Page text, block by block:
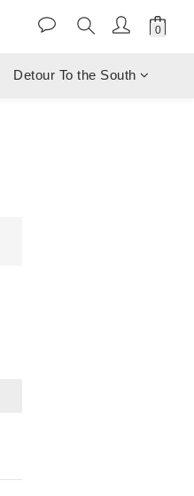
Detour To the South